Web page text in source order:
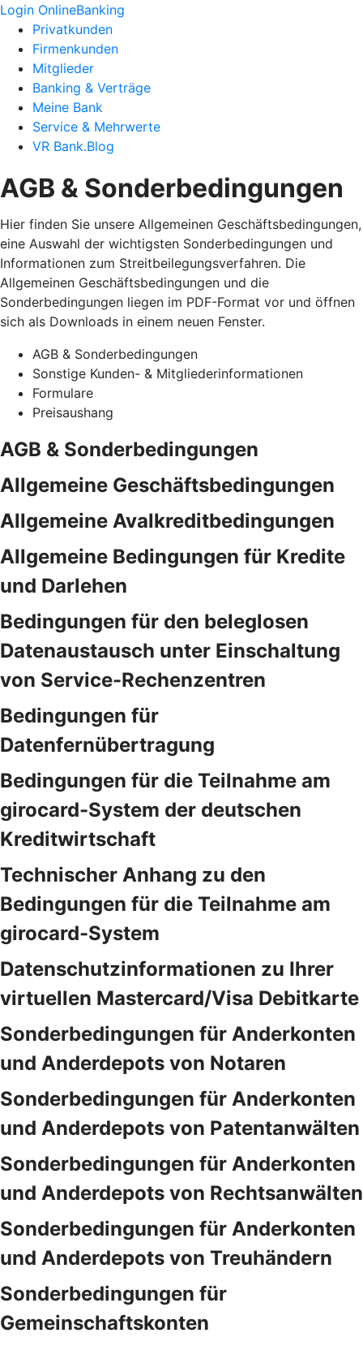
Login OnlineBanking
Privatkunden
Firmenkunden
Mitglieder
Banking & Verträge
Meine Bank
Service & Mehrwerte
VR Bank.Blog
AGB & Sonderbedingungen
Hier finden Sie unsere Allgemeinen Geschäftsbedingungen,
eine Auswahl der wichtigsten Sonderbedingungen und
Informationen zum Streitbeilegungsverfahren. Die
Allgemeinen Geschäftsbedingungen und die
Sonderbedingungen liegen im PDF-Format vor und öffnen
sich als Downloads in einem neuen Fenster.
AGB & Sonderbedingungen
Sonstige Kunden- & Mitgliederinformationen
Formulare
Preisaushang
AGB & Sonderbedingungen
Allgemeine Geschäftsbedingungen
Allgemeine Avalkreditbedingungen
Allgemeine Bedingungen für Kredite
und Darlehen
Bedingungen für den beleglosen
Datenaustausch unter Einschaltung
von Service-Rechenzentren
Bedingungen für
Datenfernübertragung
Bedingungen für die Teilnahme am
girocard-System der deutschen
Kreditwirtschaft
Technischer Anhang zu den
Bedingungen für die Teilnahme am
girocard-System
Datenschutzinformationen zu Ihrer
virtuellen Mastercard/Visa Debitkarte
Sonderbedingungen für Anderkonten
und Anderdepots von Notaren
Sonderbedingungen für Anderkonten
und Anderdepots von Patentanwälten
Sonderbedingungen für Anderkonten
und Anderdepots von Rechtsanwälten
Sonderbedingungen für Anderkonten
und Anderdepots von Treuhändern
Sonderbedingungen für
Gemeinschaftskonten